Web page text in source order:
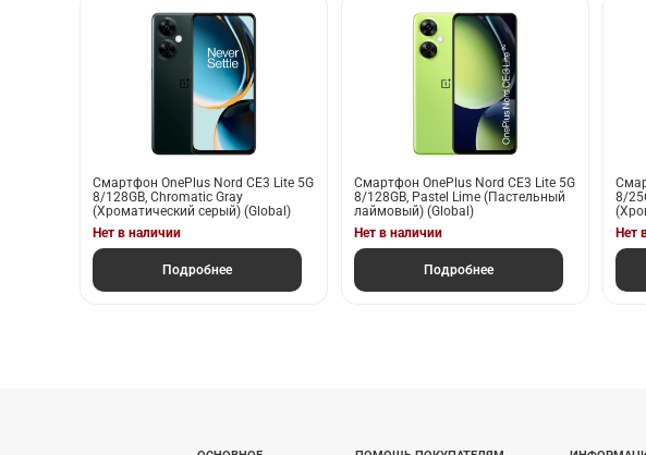
Смартфон OnePlus Nord CE3 Lite 5G
8/128GB, Chromatic Gray
(Хроматический серый) (Global)
Нет в наличии
Подробнее
Смартфон OnePlus Nord CE3 Lite 5G
8/128GB, Pastel Lime (Пастельный
лаймовый) (Global)
Нет в наличии
Подробнее
8/
Нет